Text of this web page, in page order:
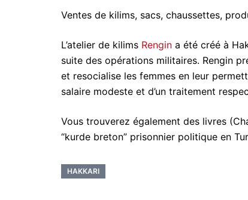
Ventes de kilims, sacs, chaussettes,
L’atelier de kilims Rengin a été créé à
suite des opérations militaires. Rengin
et resocialise les femmes en leur
salaire modeste et d’un traitement
Vous trouverez également des livres
“kurde breton” prisonnier politique en
HAKKARI